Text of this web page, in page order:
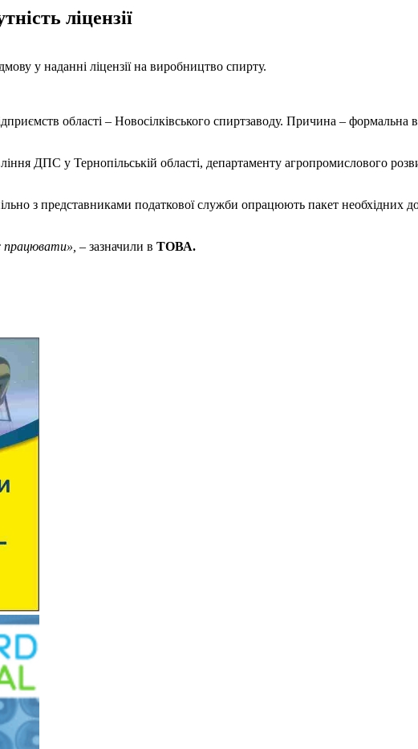
ліцензії
у наданні ліцензії на виробництво спирту.
області – Новосілківського спиртзаводу. Причина –
ДПС у Тернопільській області, департаменту агропромислового
з представниками податкової служби опрацюють пакет необхідних
працювати», – зазначили в ТОВА.